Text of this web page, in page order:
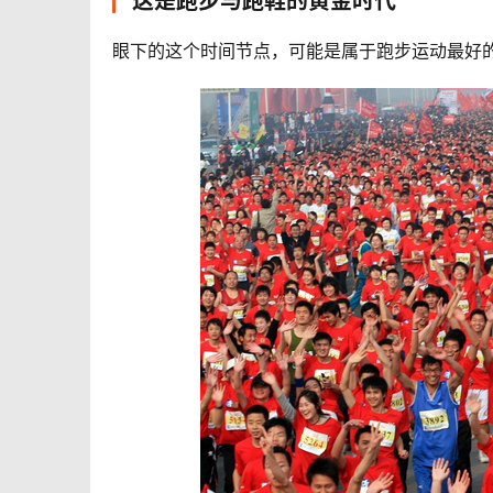
眼下的这个时间节点，可能是属于跑步运动最好